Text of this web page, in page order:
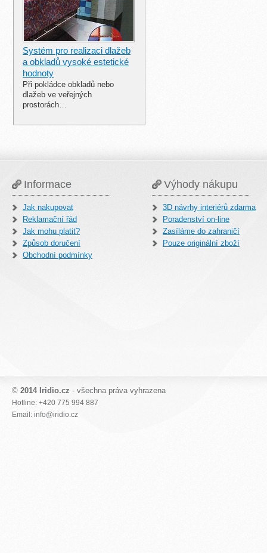
Systém pro realizaci dlažeb
a obkladů vysoké estetické
hodnoty
Při pokládce obkladů nebo
dlažeb ve veřejných
prostorách…
Informace
Jak nakupovat
Reklamační řád
Jak mohu platit?
Způsob doručení
Obchodní podmínky
Výhody nákupu
3D návrhy interiérů zdarma
Poradenství on-line
Zasíláme do zahraničí
Pouze originální zboží
© 2014 Iridio.cz - všechna práva vyhrazena
Hotline: +420 775 994 887
Email: info@iridio.cz